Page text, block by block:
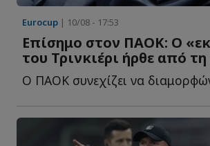
Eurocup | 10/08 - 17:53
Επίσημο στον ΠΑΟΚ: Ο
του Τρινκιέρι ήρθε από τη